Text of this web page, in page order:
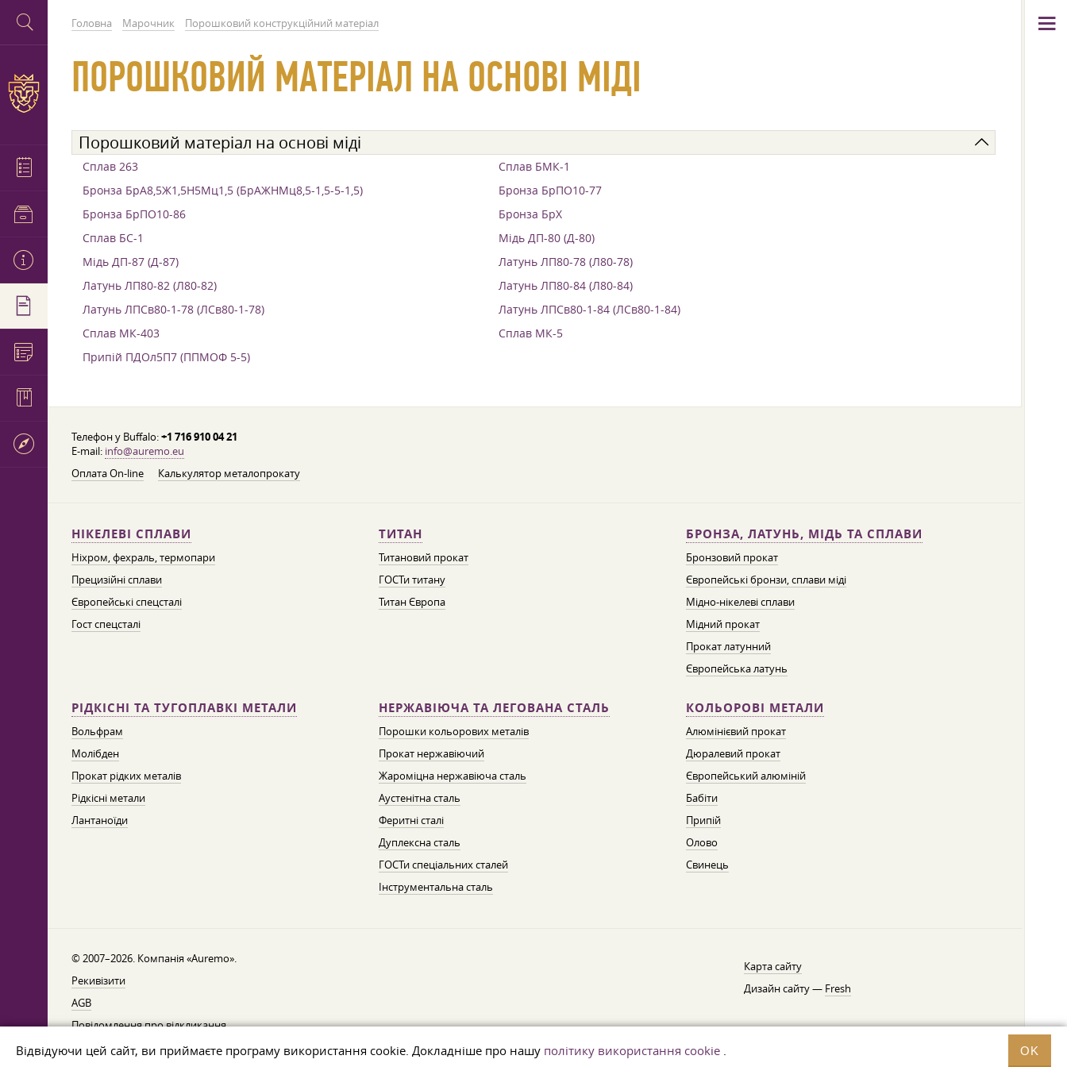
Відвідуючи цей сайт, ви приймаєте програму використання cookie. Докладніше про нашу політику використання cookie . OK
Головна Марочник Порошковий конструкційний матеріал
ПОРОШКОВИЙ МАТЕРІАЛ НА ОСНОВІ МІДІ
Порошковий матеріал на основі міді
Сплав 263
Сплав БМК-1
Бронза БрА8,5Ж1,5Н5Мц1,5 (БрАЖНМц8,5-1,5-5-1,5)
Бронза БрПО10-77
Бронза БрПО10-86
Бронза БрХ
Сплав БС-1
Мідь ДП-80 (Д-80)
Мідь ДП-87 (Д-87)
Латунь ЛП80-78 (Л80-78)
Латунь ЛП80-82 (Л80-82)
Латунь ЛП80-84 (Л80-84)
Латунь ЛПСв80-1-78 (ЛСв80-1-78)
Латунь ЛПСв80-1-84 (ЛСв80-1-84)
Сплав МК-403
Сплав МК-5
Припій ПДОл5П7 (ППМОФ 5-5)
Телефон у Buffalo:+1 716 910 04 21
E-mail: info@auremo.eu
Оплата On-line
Калькулятор металопрокату
НІКЕЛЕВІ СПЛАВИ
Ніхром, фехраль, термопари
Прецизійні сплави
Європейські спецсталі
Гост спецсталі
ТИТАН
Титановий прокат
ГОСТи титану
Титан Європа
БРОНЗА, ЛАТУНЬ, МІДЬ ТА СПЛАВИ
Бронзовий прокат
Європейські бронзи, сплави міді
Мідно-нікелеві сплави
Мідний прокат
Прокат латунний
Європейська латунь
РІДКІСНІ ТА ТУГОПЛАВКІ МЕТАЛИ
Вольфрам
Молібден
Прокат рідких металів
Рідкісні метали
Лантаноїди
НЕРЖАВІЮЧА ТА ЛЕГОВАНА СТАЛЬ
Порошки кольорових металів
Прокат нержавіючий
Жароміцна нержавіюча сталь
Аустенітна сталь
Феритні сталі
Дуплексна сталь
ГОСТи спеціальних сталей
Інструментальна сталь
КОЛЬОРОВІ МЕТАЛИ
Алюмінієвий прокат
Дюралевий прокат
Європейський алюміній
Бабіти
Припій
Олово
Свинець
© 2007–2026. Компанія «Auremo».
Рекивізити
AGB
Повідомлення про відкликання
Захист даних
Карта сайту
Дизайн сайту — Fresh